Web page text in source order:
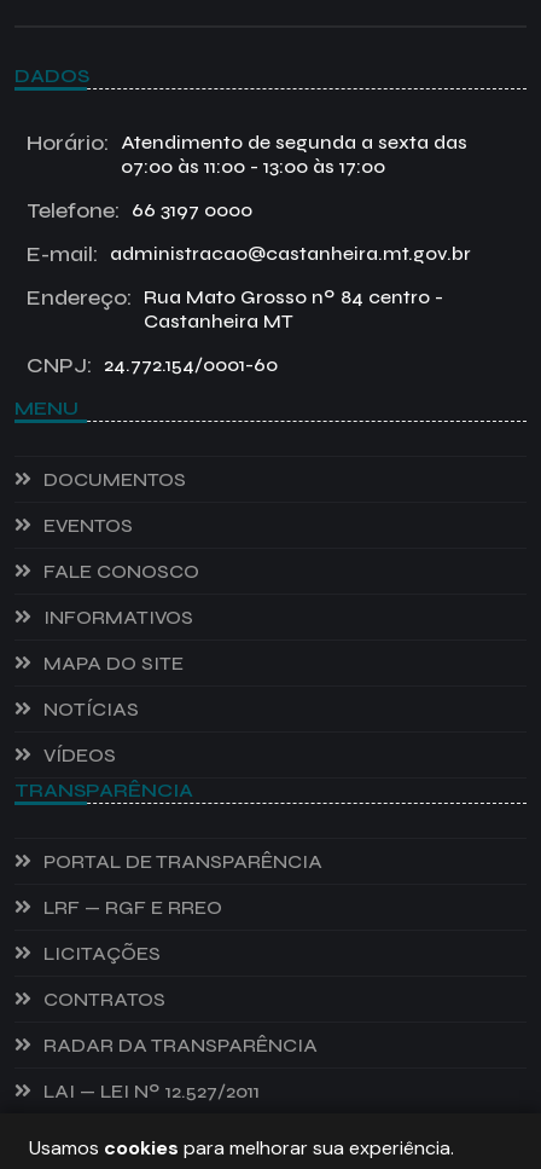
DADOS
Horário:
Atendimento de segunda a sexta das
07:00 às 11:00 - 13:00 às 17:00
Telefone: 66 3197 0000
E-mail: administracao@castanheira.mt.gov.br
Endereço:
Rua Mato Grosso nº 84 centro -
Castanheira MT
CNPJ: 24.772.154/0001-60
MENU
DOCUMENTOS
EVENTOS
FALE CONOSCO
INFORMATIVOS
MAPA DO SITE
NOTÍCIAS
VÍDEOS
TRANSPARÊNCIA
PORTAL DE TRANSPARÊNCIA
LRF — RGF E RREO
LICITAÇÕES
CONTRATOS
RADAR DA TRANSPARÊNCIA
LAI — LEI Nº 12.527/2011
Usamos cookies para melhorar sua experiência.